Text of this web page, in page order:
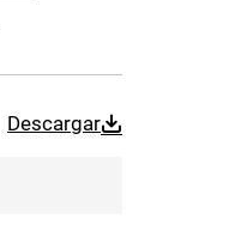
Descargar